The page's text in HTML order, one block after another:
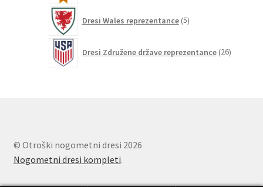
Dresi Wales reprezentance 5izdelkov
Dresi Združene države reprezentance 26izdelkov
© Otroški nogometni dresi 2026
Nogometni dresi kompleti.